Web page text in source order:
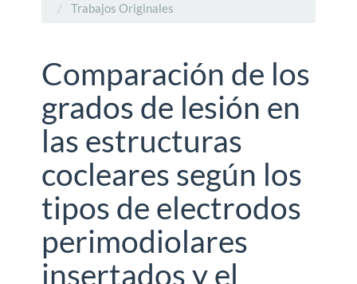
Trabajos Originales
Comparación de los
grados de lesión en
las estructuras
cocleares según los
tipos de electrodos
perimodiolares
insertados y el